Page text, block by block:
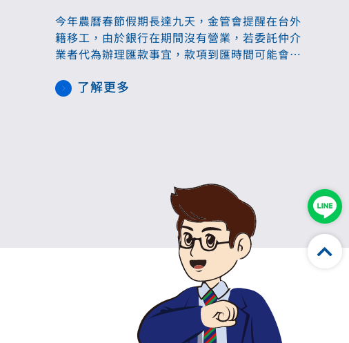
今年農曆春節假期長達九天，金管會提醒在台外
籍移工，由於銀行在期間沒有營業，若委託仲介
業者代為辦理匯款事宜，款項到匯時間可能會受
利用匯款公司所提供的APP匯出款項，不會受到
了解更多